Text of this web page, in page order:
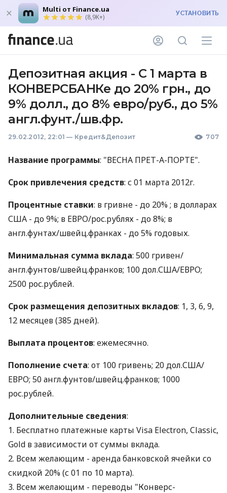
Multi от Finance.ua
(8,9K+) УСТАНОВИТЬ
Депозитная акция - С 1 марта в
КОНВЕРСБАНКе до 20% грн., до
9% долл., до 8% евро/руб., до 5%
англ.фунт./шв.фр.
29.02.2012, 22:01 — Кредит&Депозит 707
Название программы: "ВЕСНА ПРЕТ-А-ПОРТЕ".
Срок привлечения средств: с 01 марта 2012г.
Процентные ставки: в гривне - до 20% ; в долларах
США - до 9%; в ЕВРО/рос.рублях - до 8%; в
англ.фунтах/швейц.франках - до 5% годовых.
Минимальная сумма вклада: 500 гривен/
англ.фунтов/швейц.франков; 100 дол.США/ЕВРО;
2500 рос.рублей.
Срок размещения депозитных вкладов: 1, 3, 6, 9,
12 месяцев (385 дней).
Выплата процентов: ежемесячно.
Пополнение счета: от 100 гривень; 20 дол.США/
ЕВРО; 50 англ.фунтов/швейц.франков; 1000
рос.рублей.
Дополнительные сведения:
1. Бесплатно платежные карты Visa Electron, Classic,
Gold в зависимости от суммы вклада.
2. Всем желающим - аренда банковской ячейки со
скидкой 20% (с 01 по 10 марта).
3. Всем желающим - переводы "Конверс-